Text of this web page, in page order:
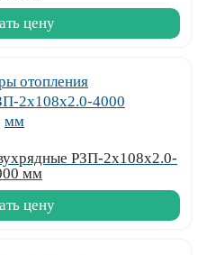
цену
РЗП-2x108x2.0-
мм
цену